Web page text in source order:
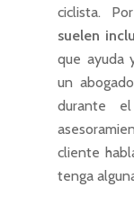
ciclista.
suelen
que ayuda
un
durante
cliente
tenga